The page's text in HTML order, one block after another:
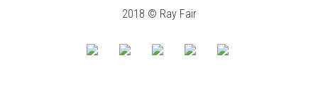
2018 © Ray Fair